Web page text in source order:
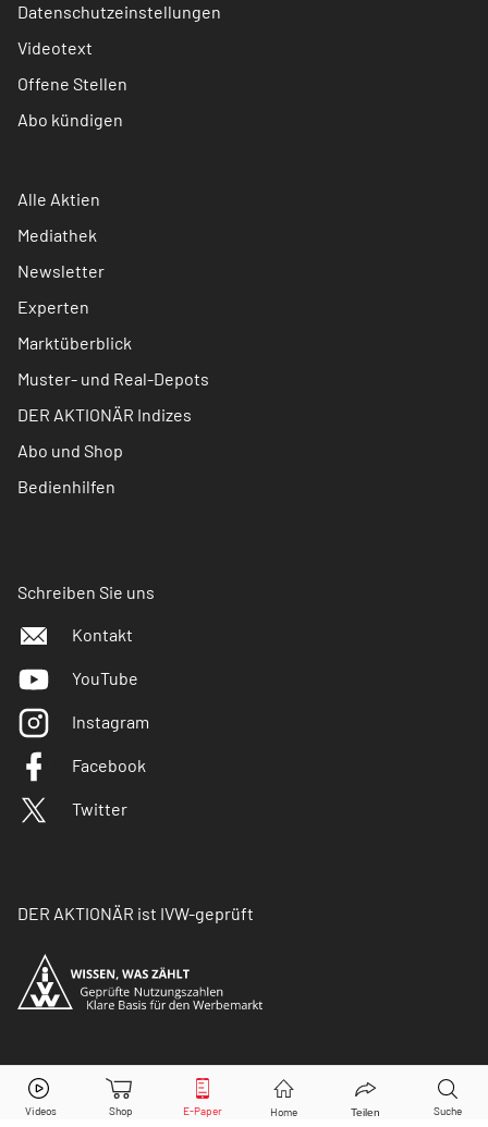
Datenschutzeinstellungen
Videotext
Offene Stellen
Abo kündigen
Alle Aktien
Mediathek
Newsletter
Experten
Marktüberblick
Muster- und Real-Depots
DER AKTIONÄR Indizes
Abo und Shop
Bedienhilfen
Schreiben Sie uns
Kontakt
YouTube
Instagram
Facebook
Twitter
DER AKTIONÄR ist IVW-geprüft
© Copyright 2026 Börsenmedien AG. Alle Rechte